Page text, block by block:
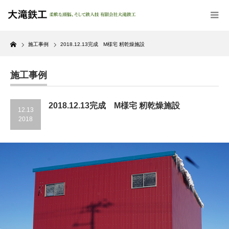
Home
施工事例 2018.12.13完成 M様宅 籾乾燥施設
施工事例
12.13
2018
2018.12.13完成 M様宅 籾乾燥施設